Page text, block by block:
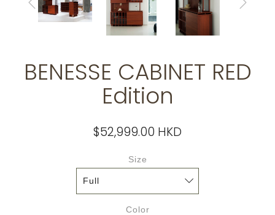
BENESSE CABINET RED
Edition
$52,999.00 HKD
Size
Color